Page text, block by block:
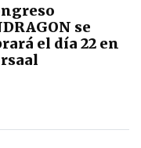
se
el día 22 en